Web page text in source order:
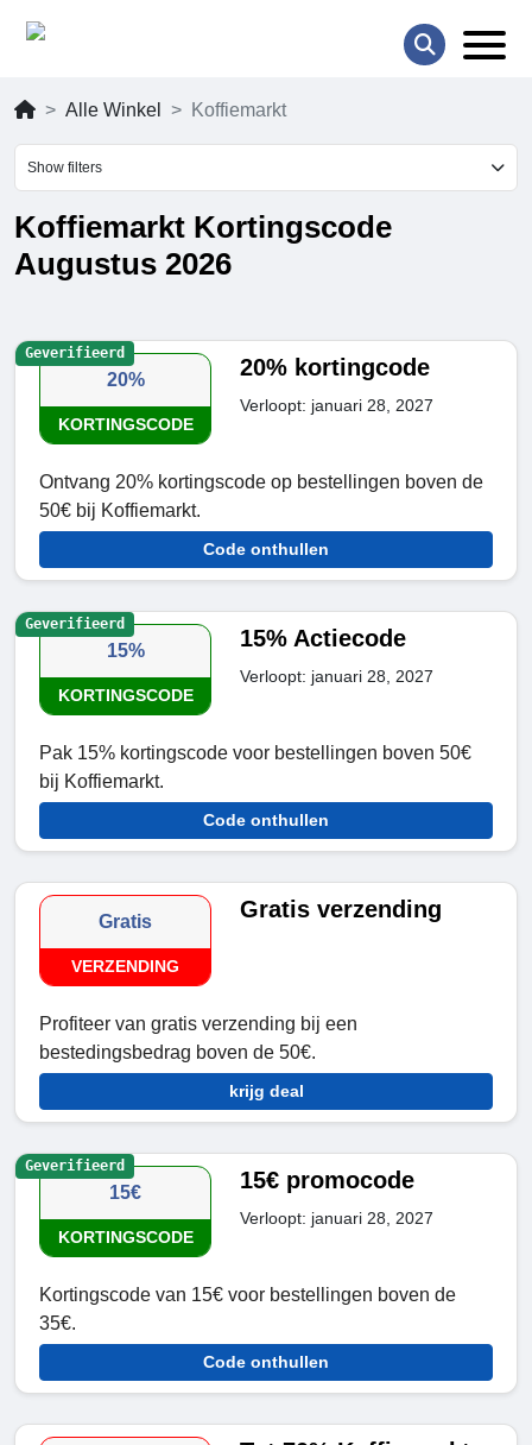
Alle Winkel Koffiemarkt
Show filters
Koffiemarkt Kortingscode
Augustus 2026
20%
KORTINGSCODE
20% kortingcode
Verloopt: januari 28, 2027
Ontvang 20% kortingscode op bestellingen boven de
50€ bij Koffiemarkt.
Code onthullen
Geverifieerd
15%
KORTINGSCODE
15% Actiecode
Verloopt: januari 28, 2027
Pak 15% kortingscode voor bestellingen boven 50€
bij Koffiemarkt.
Code onthullen
Geverifieerd
Gratis
VERZENDING
Gratis verzending
Profiteer van gratis verzending bij een
bestedingsbedrag boven de 50€.
krijg deal
15€
KORTINGSCODE
15€ promocode
Verloopt: januari 28, 2027
Kortingscode van 15€ voor bestellingen boven de
35€.
Code onthullen
Geverifieerd